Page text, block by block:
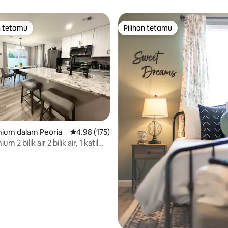
5, 812 ulasan
tetamu
tetamu
dalam Peoria Penarafan purata 4.98 daripada 5, 175 ulasan
4.98 (175)
2 bilik air 2 bilik air, 1 katil
Pilihan tetamu
Pilihan tetamu